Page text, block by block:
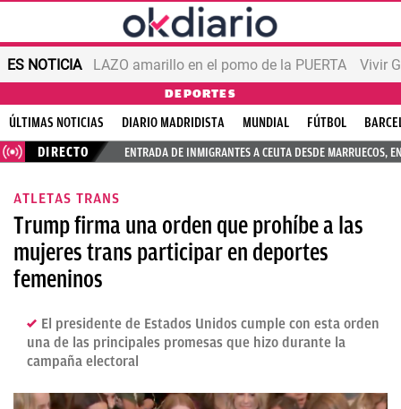
ES NOTICIA LAZO amarillo en el pomo de la PUERTA Vivir
DEPORTES
ÚLTIMAS NOTICIAS DIARIO MADRIDISTA MUNDIAL FÚTBOL
DIRECTO
ENTRADA DE INMIGRANTES A CEUTA DESDE MARRUECOS,
ATLETAS TRANS
Trump firma una orden que prohíbe a las
mujeres trans participar en deportes
femeninos
El presidente de Estados Unidos cumple con esta orden
una de las principales promesas que hizo durante la
campaña electoral